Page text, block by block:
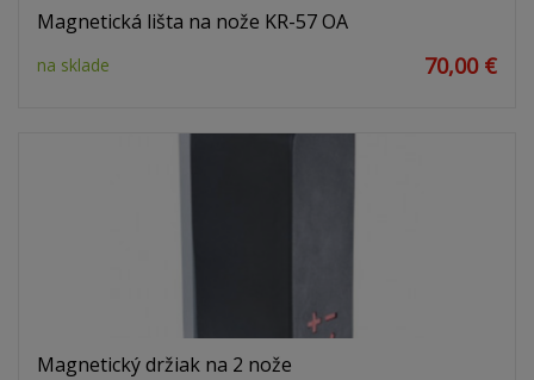
Magnetická lišta na nože KR-57 OA
na sklade 70,00 €
Magnetický držiak na 2 nože